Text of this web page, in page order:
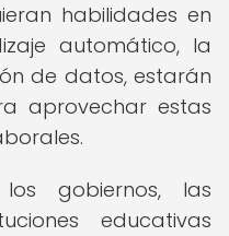
habilidades en
automático, la
de datos, estarán
aprovechar estas
gobiernos, las
educativas